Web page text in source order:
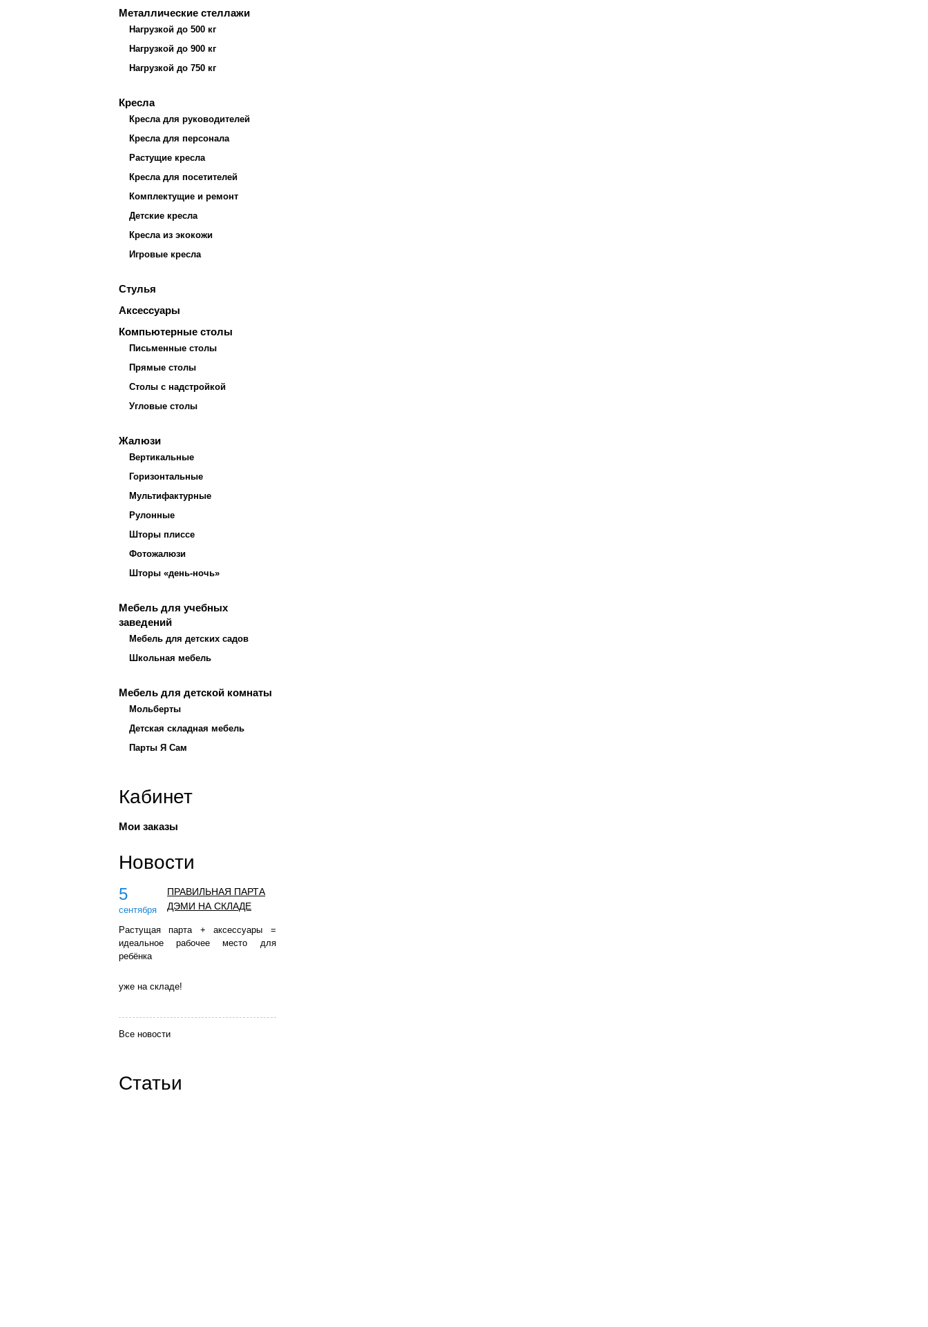
Металлические стеллажи
Нагрузкой до 500 кг
Нагрузкой до 900 кг
Нагрузкой до 750 кг
Кресла
Кресла для руководителей
Кресла для персонала
Растущие кресла
Кресла для посетителей
Комплектущие и ремонт
Детские кресла
Кресла из экокожи
Игровые кресла
Стулья
Аксессуары
Компьютерные столы
Письменные столы
Прямые столы
Столы с надстройкой
Угловые столы
Жалюзи
Вертикальные
Горизонтальные
Мультифактурные
Рулонные
Шторы плиссе
Фотожалюзи
Шторы «день-ночь»
Мебель для учебных
заведений
Мебель для детских садов
Школьная мебель
Мебель для детской комнаты
Мольберты
Детская складная мебель
Парты Я Сам
Кабинет
Мои заказы
Новости
5
сентября
ПРАВИЛЬНАЯ ПАРТА
ДЭМИ НА СКЛАДЕ
Растущая парта + аксессуары =
идеальное рабочее место для
ребёнка
уже на складе!
Все новости
Статьи